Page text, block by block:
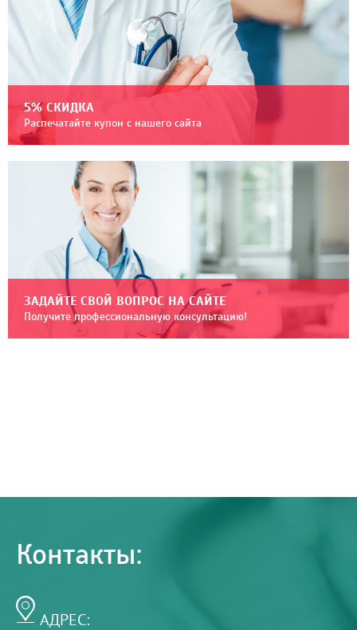
5% СКИДКА
Распечатайте купон с нашего сайта
ЗАДАЙТЕ СВОЙ ВОПРОС НА САЙТЕ
Получите профессиональную консультацию!
Контакты:
АДРЕС: